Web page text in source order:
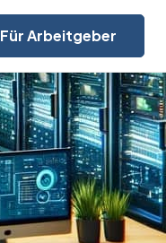
Für Arbeitgeber